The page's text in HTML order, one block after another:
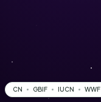
CN GBIF IUCN WWF